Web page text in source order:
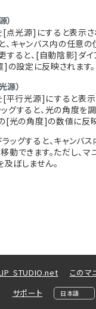
）
光源]にすると表示さ
、キャンバス内の任意
すると、[自動陰影]ダ
の設定に反映されます。
源）
行光源]にすると表示
グすると、光の角度を
[光の角度]の数値に反映
ッグすると、キャンバ
動できます。ただし、
ぼしません。
STUDIO.net
このマ
サポート